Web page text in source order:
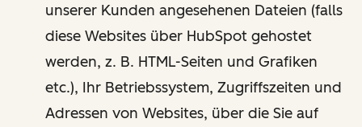
unserer Kunden angesehenen Dateien (falls
diese Websites über HubSpot gehostet
werden, z. B. HTML-Seiten und Grafiken
etc.), Ihr Betriebssystem, Zugriffszeiten und
Adressen von Websites, über die Sie auf